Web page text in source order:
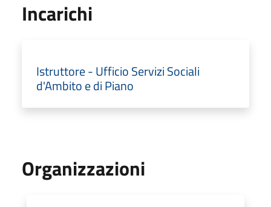
Incarichi
Istruttore - Ufficio Servizi Sociali
d'Ambito e di Piano
Organizzazioni